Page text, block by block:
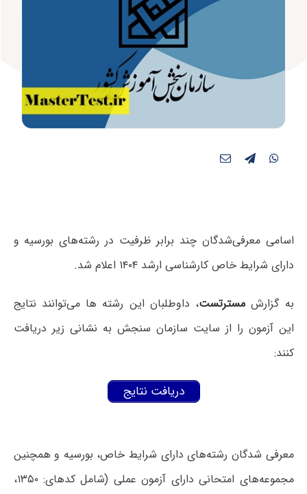
اسامی معرفی‌شدگان چند برابر ظرفیت در رشته‌های بورسیه و
دارای شرایط خاص کارشناسی ارشد ۱۴۰۴ اعلام شد.
به گزارش مسترتست، داوطلبان این رشته ها می‌توانند نتایج
این آزمون را از سایت سازمان سنجش به نشانی زیر دریافت
کنند:
دریافت نتایج
معرفی شدگان رشته‌های دارای شرایط خاص، بورسیه و همچنین
مجموعه‌های امتحانی دارای آزمون عملی (شامل کدهای: ۱۳۵۰،